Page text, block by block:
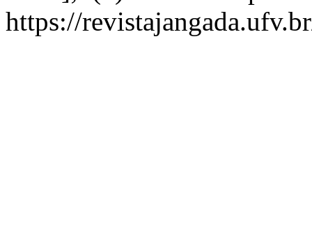
https://